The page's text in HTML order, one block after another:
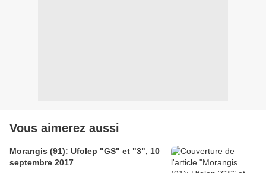
Vous aimerez aussi
Morangis (91): Ufolep "GS" et "3", 10
septembre 2017